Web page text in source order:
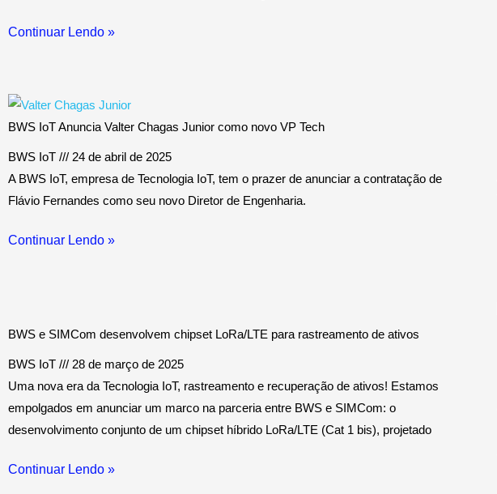
Continuar Lendo »
BWS IoT Anuncia Valter Chagas Junior como novo VP Tech
BWS IoT
24 de abril de 2025
A BWS IoT, empresa de Tecnologia IoT, tem o prazer de anunciar a contratação de
Flávio Fernandes como seu novo Diretor de Engenharia.
Continuar Lendo »
BWS e SIMCom desenvolvem chipset LoRa/LTE para rastreamento de ativos
BWS IoT
28 de março de 2025
Uma nova era da Tecnologia IoT, rastreamento e recuperação de ativos! Estamos
empolgados em anunciar um marco na parceria entre BWS e SIMCom: o
desenvolvimento conjunto de um chipset híbrido LoRa/LTE (Cat 1 bis), projetado
Continuar Lendo »